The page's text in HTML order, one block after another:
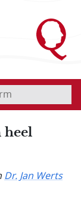
heel
Dr. Jan Werts